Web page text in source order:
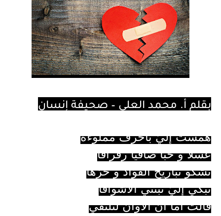
بقلم أ. محمد العلي – صحيفة إنسان
همست إليّ بأحرف مملوءة
عسلا و حبا صافيا رقراقا
تشكو تباريح الفؤاد و حرّها
تبكي إليّ تبثني الأشواقا
قالت أما آن الآوان لنلتقي